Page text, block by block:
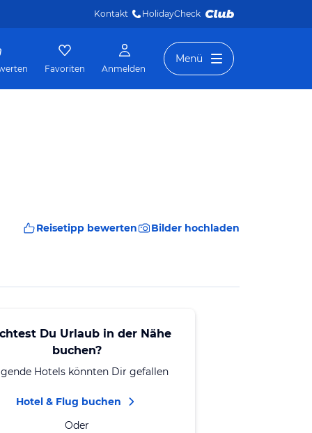
Kontakt HolidayCheck
Favoriten Anmelden
Menü
Reisetipp bewerten Bilder hochladen
Du Urlaub in der Nähe
buchen?
Hotels könnten Dir gefallen
Hotel & Flug buchen
Oder